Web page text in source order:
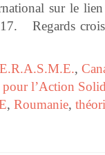
sur le lien
Regards
,
l’Action
, Roumanie,